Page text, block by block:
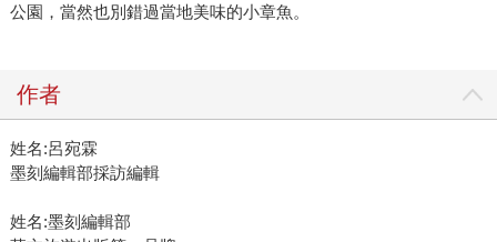
公園，當然也別錯過當地美味的小章魚。
作者
姓名:呂宛霖
墨刻編輯部採訪編輯
姓名:墨刻編輯部